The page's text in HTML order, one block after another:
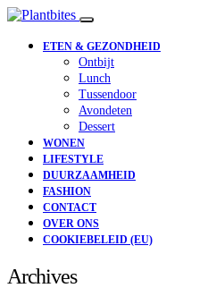
ETEN & GEZONDHEID
Ontbijt
Lunch
Tussendoor
Avondeten
Dessert
WONEN
LIFESTYLE
DUURZAAMHEID
FASHION
CONTACT
OVER ONS
COOKIEBELEID (EU)
Archives